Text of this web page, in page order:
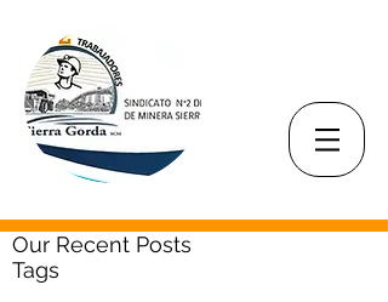
Our Recent Posts
Tags